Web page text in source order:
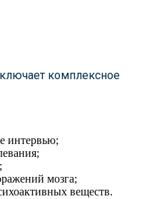
комплексное
интервью;
мозга;
веществ.